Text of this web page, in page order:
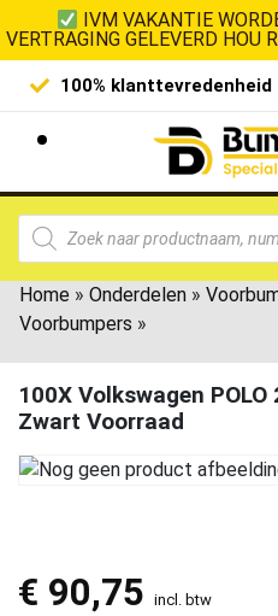
IVM VAKANTIE
VERTRAGING GELEVERD
100% klanttevredenheid
Home » Onderdelen »
Voorbumpers »
100X Volkswagen
Zwart Voorraad
€ 90,75 incl. btw